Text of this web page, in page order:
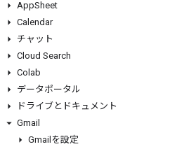
AppSheet
Calendar
チャット
Cloud Search
Colab
データポータル
ドライブとドキュメント
Gmail
Gmailを設定